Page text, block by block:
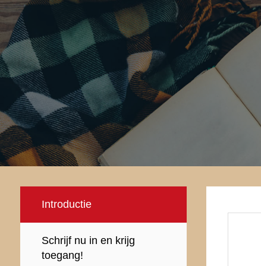
Introductie
Schrijf nu in en krijg
toegang!